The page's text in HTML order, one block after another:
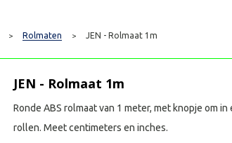
> Rolmaten > JEN - Rolmaat 1m
JEN - Rolmaat 1m
Ronde ABS rolmaat van 1 meter, met knopje om in
rollen. Meet centimeters en inches.